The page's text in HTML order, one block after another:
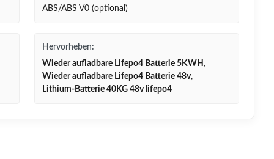
ABS/ABS V0 (optional)
Hervorheben:
Wieder aufladbare Lifepo4 Batterie 5KWH ,
Wieder aufladbare Lifepo4 Batterie 48v,
Lithium-Batterie 40KG 48v lifepo4